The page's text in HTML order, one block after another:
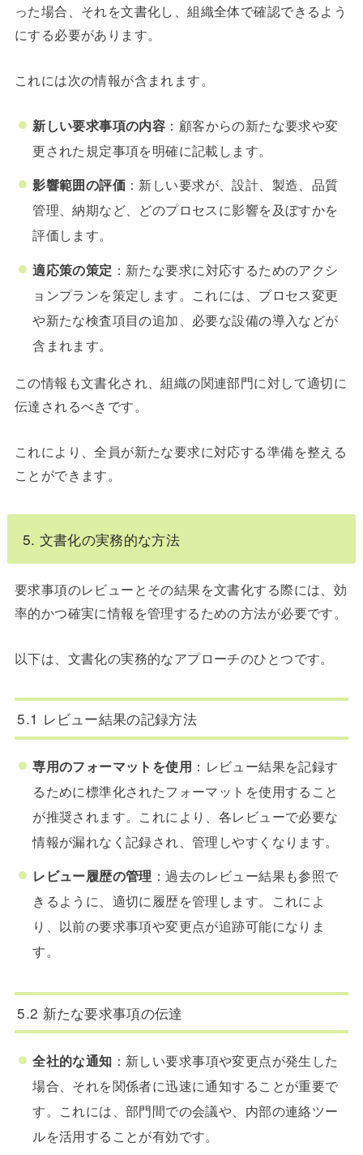
った場合、それを文書化し、組織全体で確認できるよう
にする必要があります。
これには次の情報が含まれます。
新しい要求事項の内容 ：顧客からの新たな要求や変
更された規定事項を明確に記載します。
影響範囲の評価 ：新しい要求が、設計、製造、品質
管理、納期など、どのプロセスに影響を及ぼすかを
評価します。
適応策の策定 ：新たな要求に対応するためのアクシ
ョンプランを策定します。これには、プロセス変更
や新たな検査項目の追加、必要な設備の導入などが
含まれます。
この情報も文書化され、組織の関連部門に対して適切に
伝達されるべきです。
これにより、全員が新たな要求に対応する準備を整える
ことができます。
5. 文書化の実務的な方法
要求事項のレビューとその結果を文書化する際には、効
率的かつ確実に情報を管理するための方法が必要です。
以下は、文書化の実務的なアプローチのひとつです。
5.1 レビュー結果の記録方法
専用のフォーマットを使用 ：レビュー結果を記録す
るために標準化されたフォーマットを使用すること
が推奨されます。これにより、各レビューで必要な
情報が漏れなく記録され、管理しやすくなります。
レビュー履歴の管理 ：過去のレビュー結果も参照で
きるように、適切に履歴を管理します。これによ
り、以前の要求事項や変更点が追跡可能になりま
す。
5.2 新たな要求事項の伝達
全社的な通知 ：新しい要求事項や変更点が発生した
場合、それを関係者に迅速に通知することが重要で
す。これには、部門間での会議や、内部の連絡ツー
ルを活用することが有効です。